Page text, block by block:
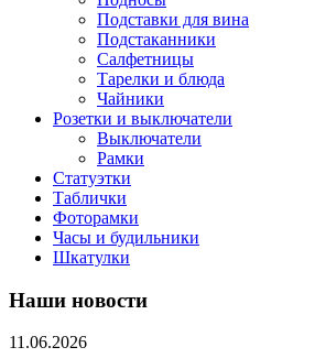
Подставки для вина
Подстаканники
Салфетницы
Тарелки и блюда
Чайники
Розетки и выключатели
Выключатели
Рамки
Статуэтки
Таблички
Фоторамки
Часы и будильники
Шкатулки
Наши новости
11.06.2026